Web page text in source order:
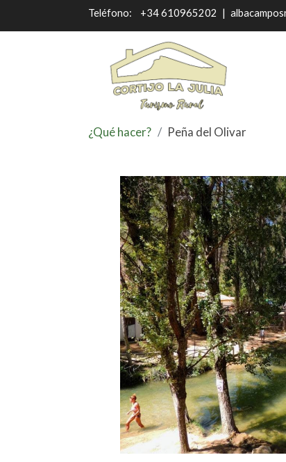
Teléfono: +34 610965202 |
¿Qué hacer? Peña del Olivar